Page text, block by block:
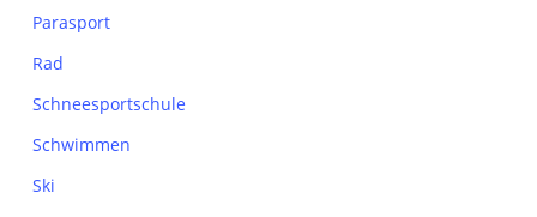
Parasport
Rad
Schneesportschule
Schwimmen
Ski